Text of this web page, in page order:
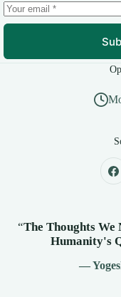
“The Thoughts
Humanity's
—